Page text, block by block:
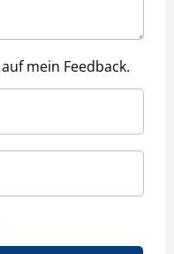
mein Feedback.